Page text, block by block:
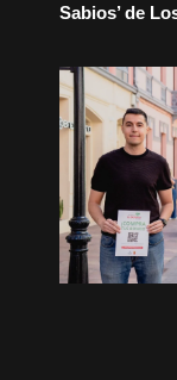
Sabios’ de